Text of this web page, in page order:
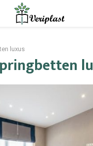
luxus